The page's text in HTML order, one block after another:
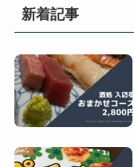
新着記事